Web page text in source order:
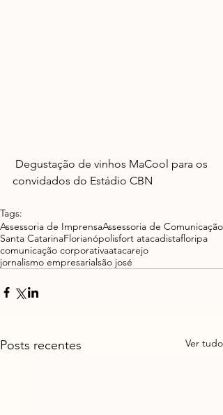
convidados do Estádio CBN
Tags:
Assessoria de ImprensaAssessoria de Comunicação
Santa CatarinaFlorianópolisfort atacadistafloripa
comunicação corporativaatacarejo
jornalismo empresarialsão josé
Posts recentes Ver tudo